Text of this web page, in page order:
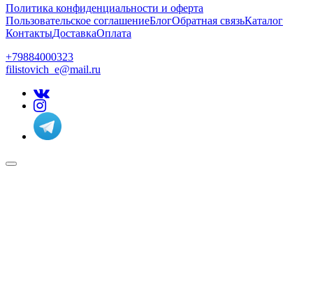
Политика конфиденциальности и оферта
Пользовательское соглашениеБлогОбратная связьКаталог
КонтактыДоставкаОплата
+79884000323
filistovich_e@mail.ru